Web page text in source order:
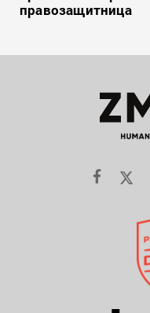
правозащитница